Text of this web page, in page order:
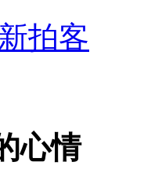
拍客
心情